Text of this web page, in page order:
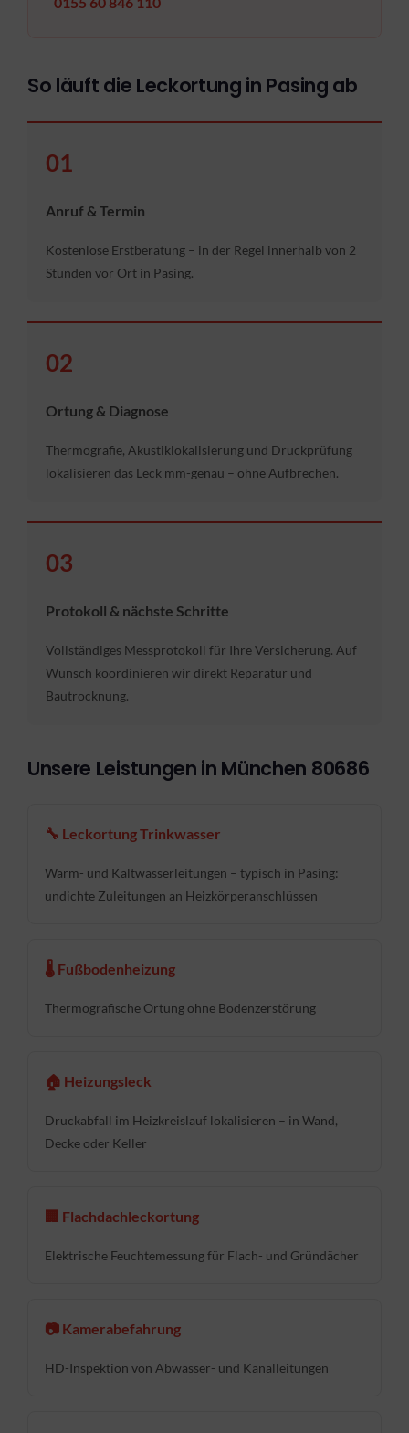
So läuft die Leckortung in Pasing ab
01
Anruf & Termin
Kostenlose Erstberatung – in der Regel innerhalb von 2
Stunden vor Ort in Pasing.
02
Ortung & Diagnose
Thermografie, Akustiklokalisierung und Druckprüfung
lokalisieren das Leck mm-genau – ohne Aufbrechen.
03
Protokoll & nächste Schritte
Vollständiges Messprotokoll für Ihre Versicherung. Auf
Wunsch koordinieren wir direkt Reparatur und
Bautrocknung.
Unsere Leistungen in München 80686
🔧 Leckortung Trinkwasser
Warm- und Kaltwasserleitungen – typisch in Pasing:
undichte Zuleitungen an Heizkörperanschlüssen
🌡 Fußbodenheizung
Thermografische Ortung ohne Bodenzerstörung
🏠 Heizungsleck
Druckabfall im Heizkreislauf lokalisieren – in Wand,
Decke oder Keller
🏢 Flachdachleckortung
Elektrische Feuchtemessung für Flach- und Gründächer
📷 Kamerabefahrung
HD-Inspektion von Abwasser- und Kanalleitungen